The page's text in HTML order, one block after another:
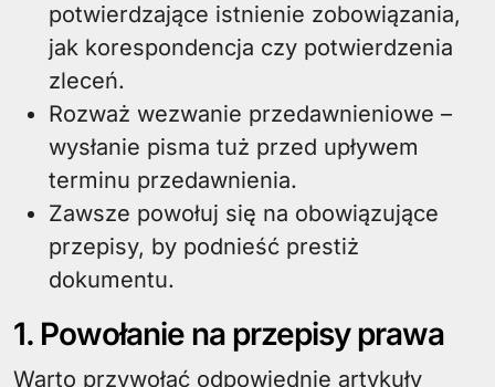
potwierdzające istnienie zobowiązania,
jak korespondencja czy potwierdzenia
zleceń.
Rozważ wezwanie przedawnieniowe –
wysłanie pisma tuż przed upływem
terminu przedawnienia.
Zawsze powołuj się na obowiązujące
przepisy, by podnieść prestiż
dokumentu.
1. Powołanie na przepisy prawa
Warto przywołać odpowiednie artykuły